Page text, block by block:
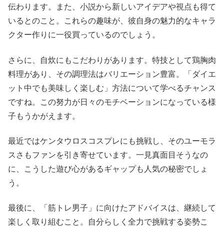
伝わります。また、小説から新しいアイデアや視点も得て
いるとのこと。これらの趣味が、彼自身の魅力的なキャラ
クター作りに一役買っているのでしょう。
さらに、自炊にもこだわりがあります。特技として鶏胸肉
料理があり、その調理法はバリエーション豊富。「ダイエ
ット中でも美味しく楽しむ」方法について学べるチャンス
ですね。この努力が日々のモチベーションになっている様
子もうかがえます。
最近ではケンタウロスコスプレにも挑戦し、そのユーモラ
スさもファンを引き寄せています。一見真面目そうなの
に、こうした遊び心があるギャップも人気の秘密でしょ
う。
最後に、「筋トレ男子」に向けたアドバイスは、継続して
楽しく取り組むこと。自分らしく全力で挑戦する姿勢こ